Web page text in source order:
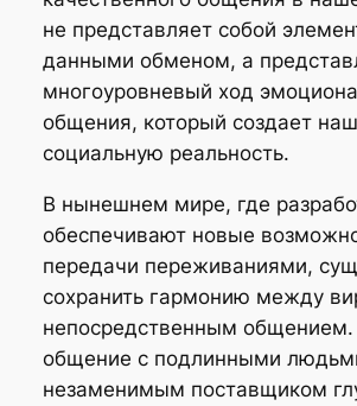
не представляет собой
данными обменом, а
многоуровневый ход
общения, который создает
социальную реальность.
В нынешнем мире, где
обеспечивают новые
передачи переживаниями,
сохранить гармонию между
непосредственным общением.
общение с подлинными
незаменимым поставщиком